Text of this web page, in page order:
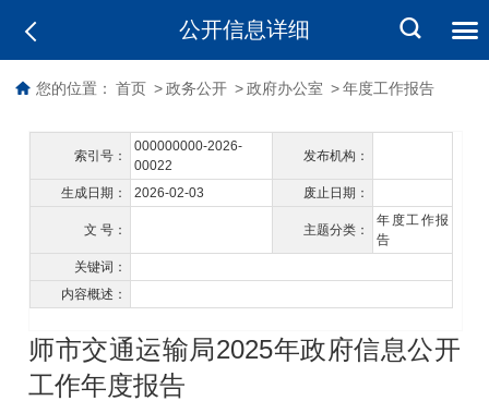
公开信息详细
您的位置： 首页 > 政务公开 > 政府办公室 > 年度工作报告
索引号：
000000000-2026-
00022
发布机构：
生成日期： 2026-02-03 废止日期：
文 号： 主题分类：
年度工作报
告
关键词：
内容概述：
师市交通运输局2025年政府信息公开
工作年度报告